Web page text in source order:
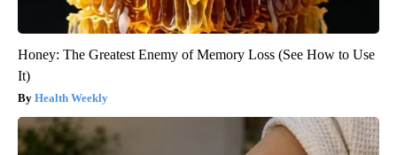
Honey: The Greatest Enemy of Memory Loss (See How to Use
It)
Health Weekly